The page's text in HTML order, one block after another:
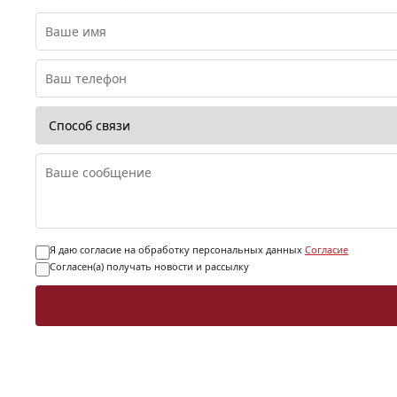
Я даю согласие на обработку персональных данных Согласие
Согласен(а) получать новости и рассылку